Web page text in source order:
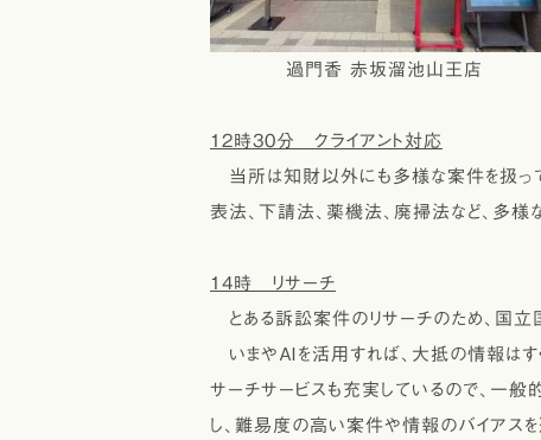
過門香 赤坂溜池山王店
12時30分 クライアント対応
当所は知財以外にも多様な案件を扱っ
表法、下請法、薬機法、廃掃法など、多様
14時 リサーチ
とある訴訟案件のリサーチのため、国立
いまやＡＩを活用すれば、大抵の情報は
サーチサービスも充実しているので、一般
し、難易度の高い案件や情報のバイアス